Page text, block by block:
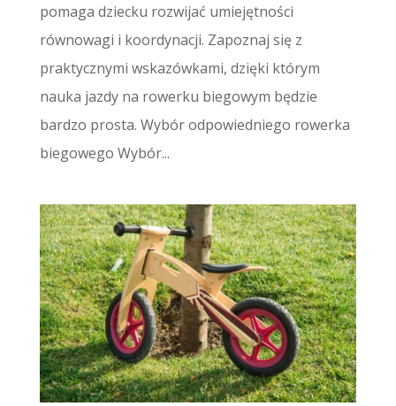
pomaga dziecku rozwijać umiejętności
równowagi i koordynacji. Zapoznaj się z
praktycznymi wskazówkami, dzięki którym
nauka jazdy na rowerku biegowym będzie
bardzo prosta. Wybór odpowiedniego rowerka
biegowego Wybór...